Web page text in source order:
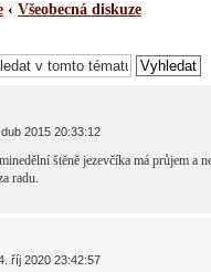
‹ Všeobecná diskuze
2015 20:33:12
štěně jezevčíka má průjem a
radu.
říj 2020 23:42:57